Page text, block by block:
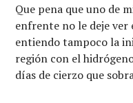
Que pena que uno de
enfrente no le deje ver
entiendo tampoco la
región con el
días de cierzo que